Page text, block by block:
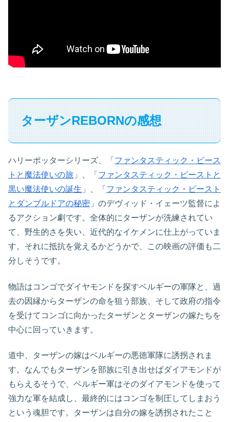
ターザンREBORNの感想
ハリーポッターシリーズ、「 ファンタスティック・ビース
トと魔法使いの旅 」、「 ファンタスティック・ビーストと
黒い魔法使いの誕生 」、「 ファンタスティック・ビースト
とダンブルドアの秘密 」のデヴィッド・イェーツ監督によ
るアクション劇です。全体的にターザンが洗練されてい
て、野生的さを失い、近代的なイケメンに仕上がっていま
す。それに抵抗を覚えるかどうかで、この映画の評価も二
分しそうです。
物語はコンゴでダイヤモンドを探すベルギーの軍隊と、過
去の因縁からターザンの命を狙う部族、そして政府の指令
を受けてコンゴに向かったターザンとターザンの嫁たちを
中心に回っていきます。
道中、ターザンの嫁はベルギーの悪徳軍隊に誘拐されま
す。なんでもターザンを部族に引き出せばダイアモンドが
もらえるそうで、ベルギー軍はそのダイアモンドを使って
強力な軍を結成し、最終的にはコンゴを制圧してしまおう
という魂胆です。ターザンは自分の嫁を誘拐されたこと